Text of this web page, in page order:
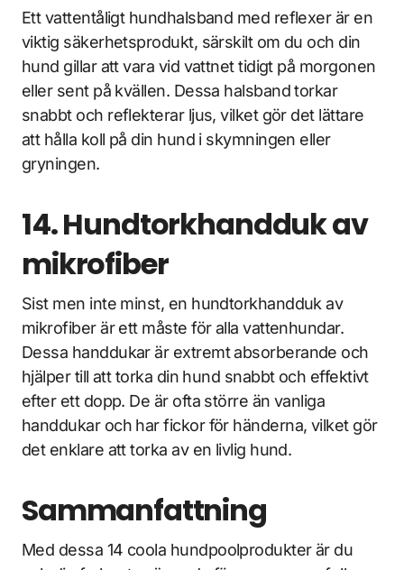
Ett vattentåligt hundhalsband med reflexer är en
viktig säkerhetsprodukt, särskilt om du och din
hund gillar att vara vid vattnet tidigt på morgonen
eller sent på kvällen. Dessa halsband torkar
snabbt och reflekterar ljus, vilket gör det lättare
att hålla koll på din hund i skymningen eller
gryningen.
14. Hundtorkhandduk av
mikrofiber
Sist men inte minst, en hundtorkhandduk av
mikrofiber är ett måste för alla vattenhundar.
Dessa handdukar är extremt absorberande och
hjälper till att torka din hund snabbt och effektivt
efter ett dopp. De är ofta större än vanliga
handdukar och har fickor för händerna, vilket gör
det enklare att torka av en livlig hund.
Sammanfattning
Med dessa 14 coola hundpoolprodukter är du